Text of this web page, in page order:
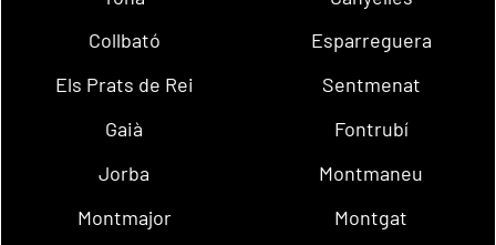
Collbató
Esparreguera
Els Prats de Rei
Sentmenat
Gaià
Fontrubí
Jorba
Montmaneu
Montmajor
Montgat